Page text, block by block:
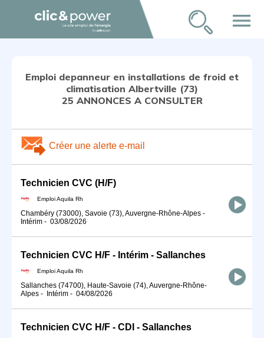
menu
Emploi depanneur en installations de froid et
climatisation Albertville (73)
25 ANNONCES A CONSULTER
Créer une alerte e-mail
Technicien CVC (H/F)
Emploi Aquila Rh
Chambéry (73000), Savoie (73), Auvergne-Rhône-Alpes -
Intérim - 03/08/2026
Technicien CVC H/F - Intérim - Sallanches
Emploi Aquila Rh
Sallanches (74700), Haute-Savoie (74), Auvergne-Rhône-
Alpes - Intérim - 04/08/2026
Technicien CVC H/F - CDI - Sallanches